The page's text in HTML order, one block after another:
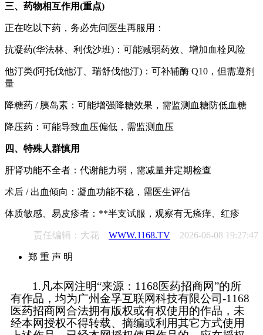
三、药物相互作用(重点)
正在吃以下药，务必先问医生再服用：
抗凝药(华法林、利伐沙班)：可能减弱药效、增加血栓风险
他汀类(阿托伐他汀、瑞舒伐他汀)：可补辅酶 Q10，但需遵剂
量
降糖药 / 胰岛素：可能增强降糖效果，需监测血糖防低血糖
降压药：可能导致血压偏低，需监测血压
四、特殊人群慎用
肝肾功能不全者：代谢能力弱，需减量并定期检查
术后 / 出血倾向：凝血功能不稳，需医生评估
体质敏感、易皮疹者：**半支试服，观察有无瘙痒、红疹
责任编辑：大花 WWW.1168.TV 2026-06-08 19:27:47
郑 重 声 明
1.凡本网注明“来源：1168医药招商网”的所
有作品，均为广州金孚互联网科技有限公司-1168
医药招商网合法拥有版权或有权使用的作品，未
经本网授权不得转载、摘编或利用其它方式使用